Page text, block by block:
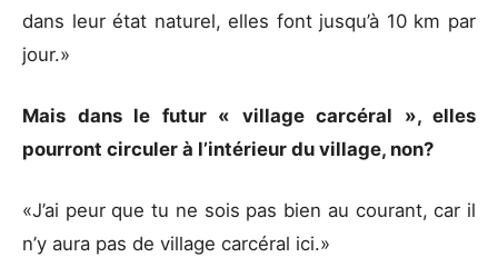
dans leur état naturel, elles font jusqu’à 10 km par
jour.»
Mais dans le futur « village carcéral », elles
pourront circuler à l’intérieur du village, non?
«J’ai peur que tu ne sois pas bien au courant, car il
n’y aura pas de village carcéral ici.»